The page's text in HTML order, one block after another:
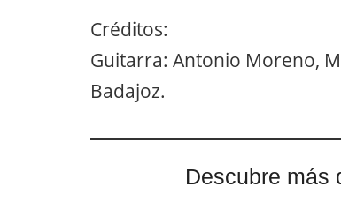
Créditos:
Guitarra: Antonio Moreno,
Badajoz.
Descubre más